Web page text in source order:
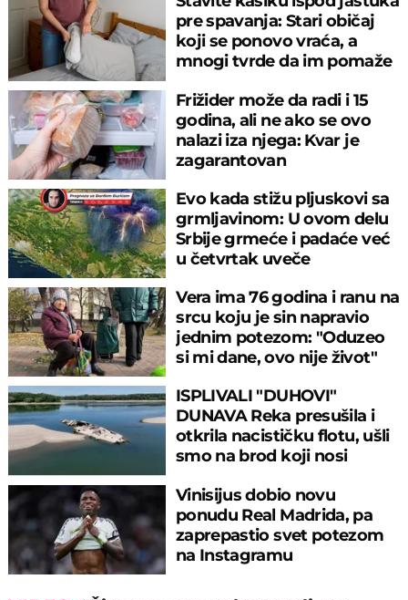
pre spavanja: Stari običaj
koji se ponovo vraća, a
mnogi tvrde da im pomaže
Frižider može da radi i 15
godina, ali ne ako se ovo
nalazi iza njega: Kvar je
zagarantovan
Evo kada stižu pljuskovi sa
grmljavinom: U ovom delu
Srbije grmeće i padaće već
u četvrtak uveče
Vera ima 76 godina i ranu na
srcu koju je sin napravio
jednim potezom: "Oduzeo
si mi dane, ovo nije život"
ISPLIVALI "DUHOVI"
DUNAVA Reka presušila i
otkrila nacističku flotu, ušli
smo na brod koji nosi
Vinisijus dobio novu
ponudu Real Madrida, pa
zaprepastio svet potezom
na Instagramu